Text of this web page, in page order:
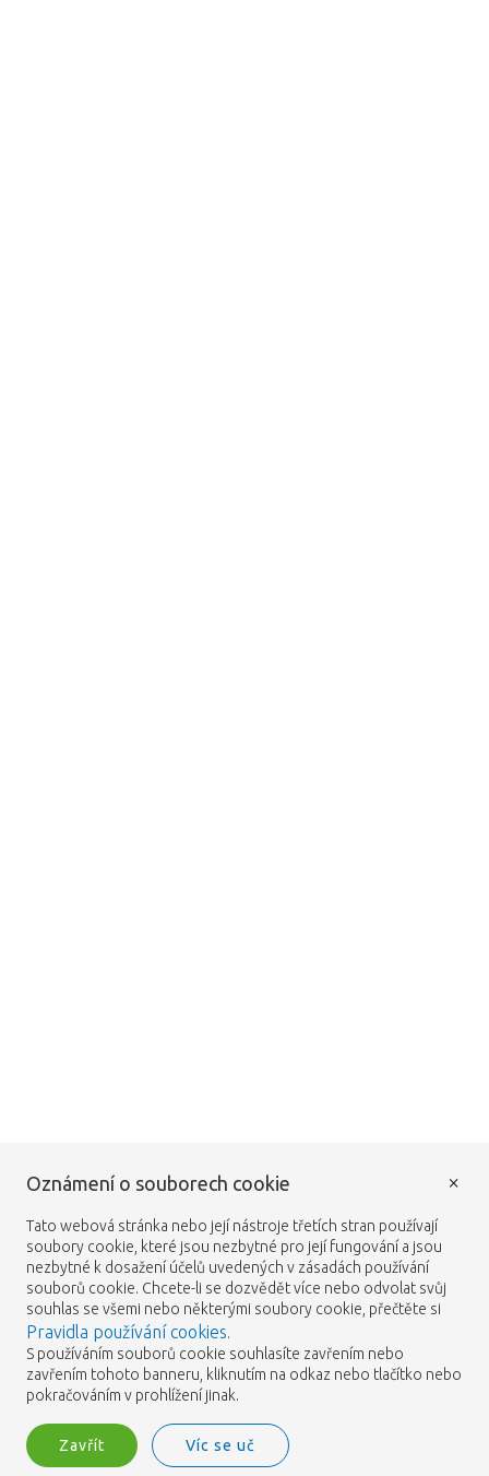
Oznámení o souborech cookie
Tato webová stránka nebo její nástroje třetích stran používají
soubory cookie, které jsou nezbytné pro její fungování a jsou
nezbytné k dosažení účelů uvedených v zásadách používání
souborů cookie. Chcete-li se dozvědět více nebo odvolat svůj
souhlas se všemi nebo některými soubory cookie, přečtěte si
Pravidla používání cookies.
S používáním souborů cookie souhlasíte zavřením nebo
zavřením tohoto banneru, kliknutím na odkaz nebo tlačítko nebo
pokračováním v prohlížení jinak.
Zavřít Víc se uč
×